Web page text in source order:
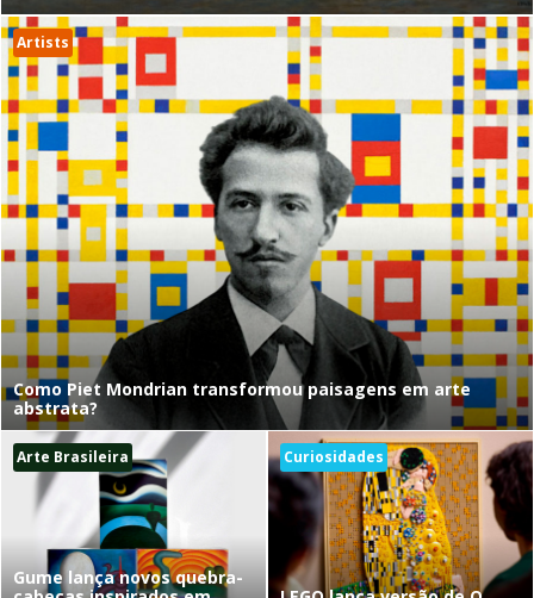
Artists
Como Piet Mondrian transformou paisagens em arte
abstrata?
Arte Brasileira
Gume lança novos quebra-
Curiosidades